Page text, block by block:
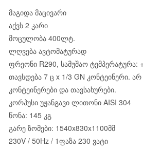
მაგიდა მაცივარი
აქვს 2 კარი
მოცულობა 400ლტ.
ლღვება ავტომატურად
ფრეონი R290, სამუშაო ტემპერატურა:
თავსდება 7 ც x 1/3 GN კონტეინერი. არ
კონტეინერები და თავსახურები.
კორპუსი უჟანგავი ლითონი AISI 304
წონა: 145 კგ
გარე ზომები: 1540x830x1100მმ
230V / 50Hz / 1ფაზა 230 ვატი